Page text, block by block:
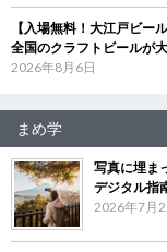
【入場無料！大江戸ビー
全国のクラフトビールが
2026年8月6日
まめ学
写真に埋ま
デジタル指
2026年7月